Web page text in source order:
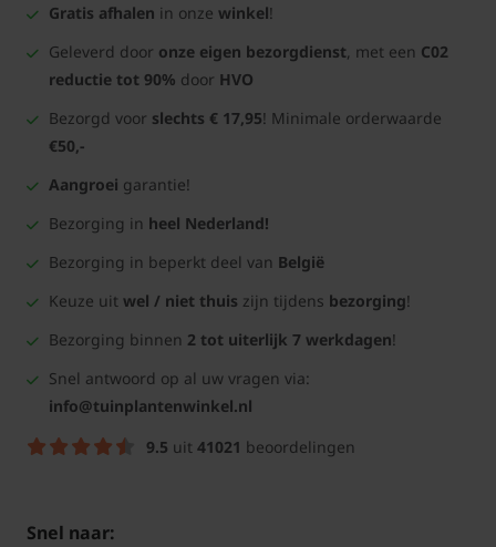
Gratis afhalen in onze winkel!
Geleverd door onze eigen bezorgdienst, met een C02
reductie tot 90% door HVO
Bezorgd voor slechts € 17,95! Minimale orderwaarde
€50,-
Aangroei garantie!
Bezorging in heel Nederland!
Bezorging in beperkt deel van België
Keuze uit wel / niet thuis zijn tijdens bezorging!
Bezorging binnen 2 tot uiterlijk 7 werkdagen!
Snel antwoord op al uw vragen via:
info@tuinplantenwinkel.nl
9.5 uit 41021 beoordelingen
Snel naar: